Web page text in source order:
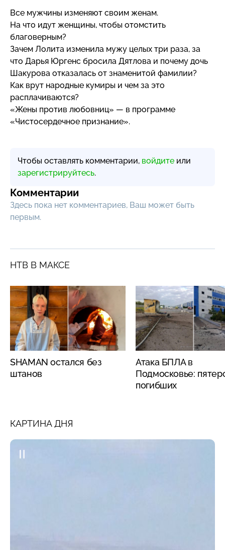
Все мужчины изменяют своим женам.
На что идут женщины, чтобы отомстить
благоверным?
Зачем Лолита изменила мужу целых три раза, за
что Дарья Юргенс бросила Дятлова и почему дочь
Шакурова отказалась от знаменитой фамилии?
Как врут народные кумиры и чем за это
расплачиваются?
«Жены против любовниц» — в программе
«Чистосердечное признание».
Чтобы оставлять комментарии, войдите или
зарегистрируйтесь.
Комментарии
Здесь пока нет комментариев, Ваш может быть
первым.
НТВ В МАКСЕ
SHAMAN остался без
штанов
Атака БПЛА в
Подмосковье:
погибших
КАРТИНА ДНЯ